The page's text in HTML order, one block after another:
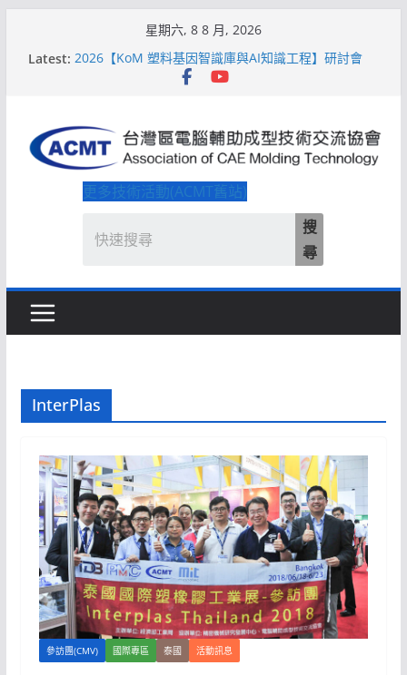
星期六, 8 8 月, 2026
Latest: 2026【KoM 塑料基因智識庫與AI知識工程】研討會
【培訓課程】【ACMT Ｔ零量產】模具估報價：貫穿
具展重磅登場
ACMT打造「Smart Molding 模塑智造平台」主題館
2026【QoM 射出成型高品質穩定生產】研討會
更多技術活動(ACMT舊站)
搜
尋
InterPlas
參訪團(CMV) 國際專區 泰國 活動訊息